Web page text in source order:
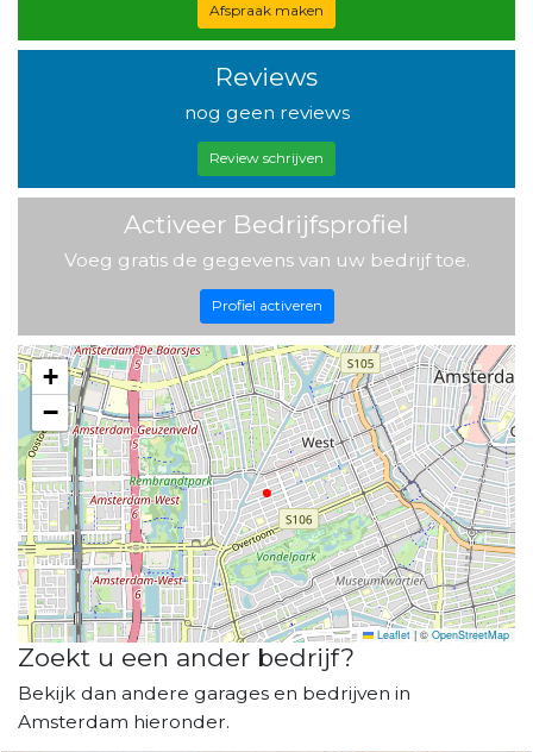
Afspraak maken
Reviews
nog geen reviews
Review schrijven
Activeer Bedrijfsprofiel
Voeg gratis de gegevens van uw bedrijf toe.
Profiel activeren
+
−
Leaflet | © OpenStreetMap
Zoekt u een ander bedrijf?
Bekijk dan andere garages en bedrijven in
Amsterdam hieronder.